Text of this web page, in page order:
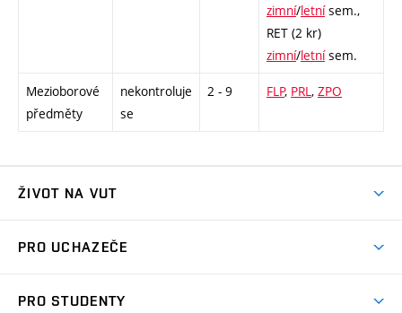
zimní/letnísem.,
RET (2 kr)
zimní/letnísem.
Mezioborové
předměty
nekontroluje
se
2 - 9 FLP, PRL , ZPO
ŽIVOT NA VUT
Koleje
PRO UCHAZEČE
PRO STUDENTY